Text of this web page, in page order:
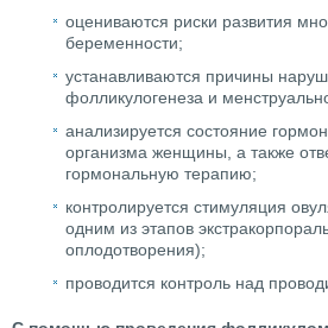
оцениваются риски развития
беременности;
устанавливаются причины
фолликулогенеза и
анализируется состояние
организма женщины, а также
гормональную терапию;
контролируется стимуляция
одним из этапов
оплодотворения);
проводится контроль над